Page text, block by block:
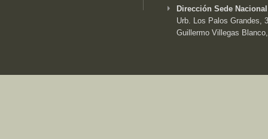
Dirección Sede
Urb. Los Palos Grandes,
Guillermo Villegas